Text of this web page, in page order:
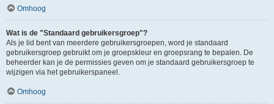
Omhoog
Wat is de "Standaard gebruikersgroep"?
Als je lid bent van meerdere gebruikersgroepen, word je standaard
gebruikersgroep gebruikt om je groepskleur en groepsrang te bepalen. De
beheerder kan je de permissies geven om je standaard gebruikersgroep te
wijzigen via het gebruikerspaneel.
Omhoog